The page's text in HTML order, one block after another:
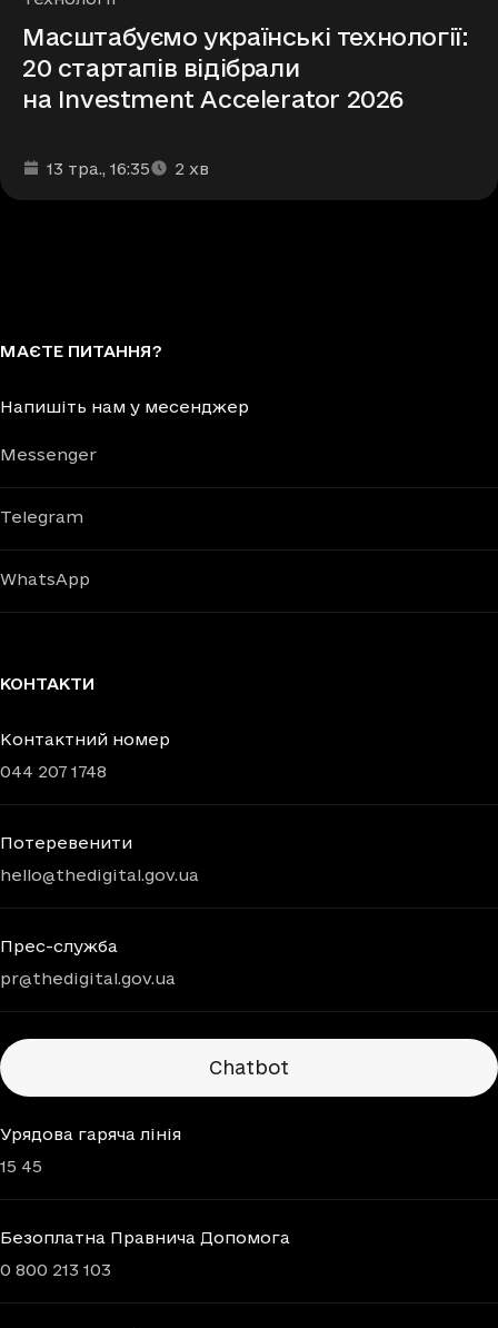
Масштабуємо українські технології:
20 стартапів відібрали
на Investment Accelerator 2026
Дата та час публікації
13 тра., 16:35
Час читання: 2 хв
МАЄТЕ ПИТАННЯ?
Напишіть нам у месенджер
Messenger
Telegram
WhatsApp
КОНТАКТИ
Контактний номер
044 207 1748
Потеревенити
hello@thedigital.gov.ua
Прес-служба
pr@thedigital.gov.ua
Chatbots
Chatbot
Урядова гаряча лінія
15 45
Безоплатна Правнича Допомога
0 800 213 103